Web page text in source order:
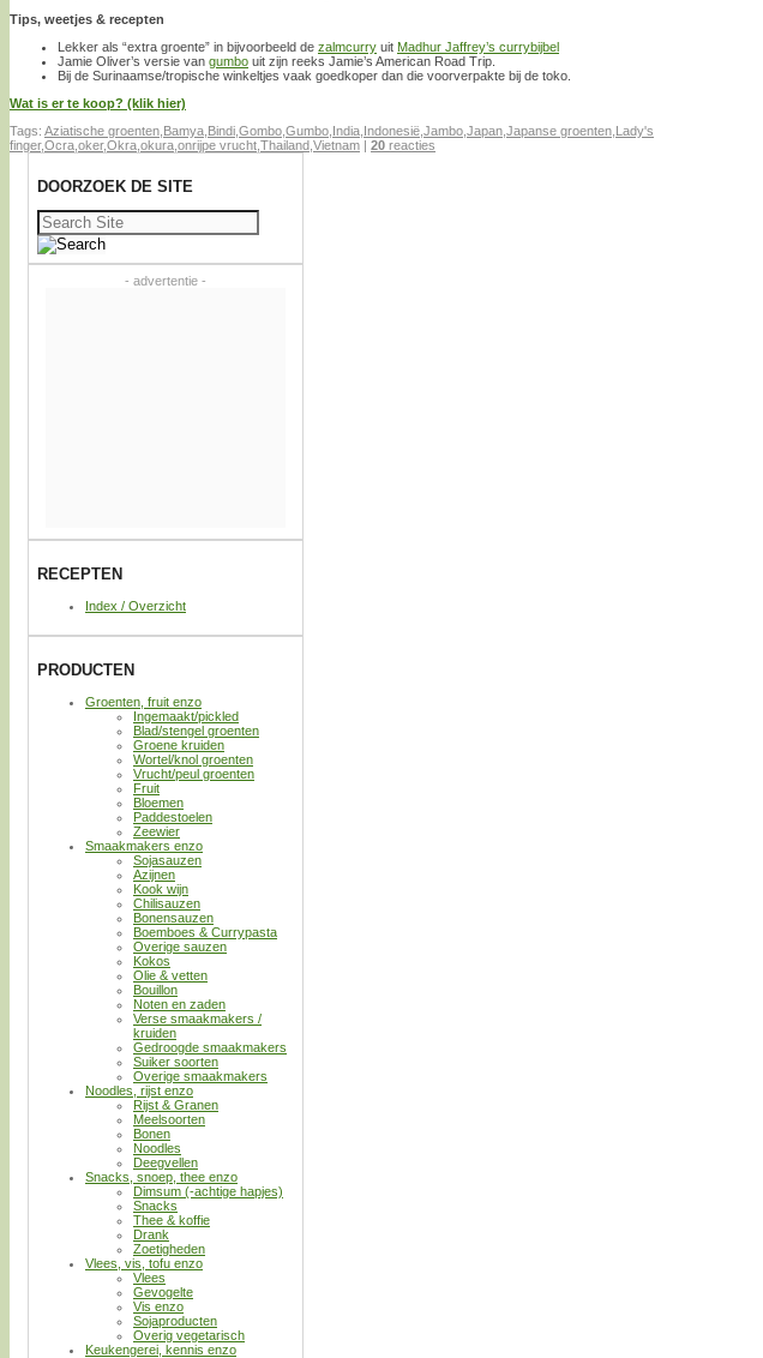
Tips, weetjes & recepten
Lekker als “extra groente” in bijvoorbeeld de zalmcurry uit Madhur Jaffrey’s currybijbel
Jamie Oliver’s versie van gumbo uit zijn reeks Jamie’s American Road Trip.
Bij de Surinaamse/tropische winkeltjes vaak goedkoper dan die voorverpakte bij de toko.
Wat is er te koop? (klik hier)
Tags: Aziatische groenten Bamya Bindi Gombo Gumbo India Indonesië Jambo Japan Japanse groenten Lady's
finger,Ocra oker,Okra okura onrijpe vrucht Thailand Vietnam | 20 reacties
DOORZOEK DE SITE
Zoeken
naar:
- advertentie -
RECEPTEN
Index / Overzicht
PRODUCTEN
Groenten, fruit enzo
Ingemaakt/pickled
Blad/stengel groenten
Groene kruiden
Wortel/knol groenten
Vrucht/peul groenten
Fruit
Bloemen
Paddestoelen
Zeewier
Smaakmakers enzo
Sojasauzen
Azijnen
Kook wijn
Chilisauzen
Bonensauzen
Boemboes & Currypasta
Overige sauzen
Kokos
Olie & vetten
Bouillon
Noten en zaden
Verse smaakmakers /
kruiden
Gedroogde smaakmakers
Suiker soorten
Overige smaakmakers
Noodles, rijst enzo
Rijst & Granen
Meelsoorten
Bonen
Noodles
Deegvellen
Snacks, snoep, thee enzo
Dimsum (-achtige hapjes)
Snacks
Thee & koffie
Drank
Zoetigheden
Vlees, vis, tofu enzo
Vlees
Gevogelte
Vis enzo
Sojaproducten
Overig vegetarisch
Keukengerei, kennis enzo